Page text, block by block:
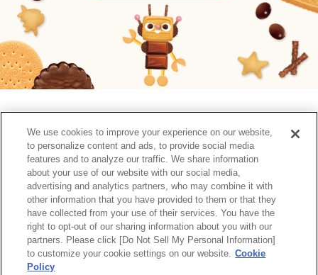
森永製菓公式アカウント一覧
サイトマップ RSSの配信について
プライバシーポリシー
ウェブアクセシビリティ
ご利用規約 リンク
We use cookies to improve your experience on our website,
to personalize content and ads, to provide social media
features and to analyze our traffic. We share information
about your use of our website with our social media,
advertising and analytics partners, who may combine it with
other information that you have provided to them or that they
have collected from your use of their services. You have the
right to opt-out of our sharing information about you with our
partners. Please click [Do Not Sell My Personal Information]
to customize your cookie settings on our website. Cookie
Policy